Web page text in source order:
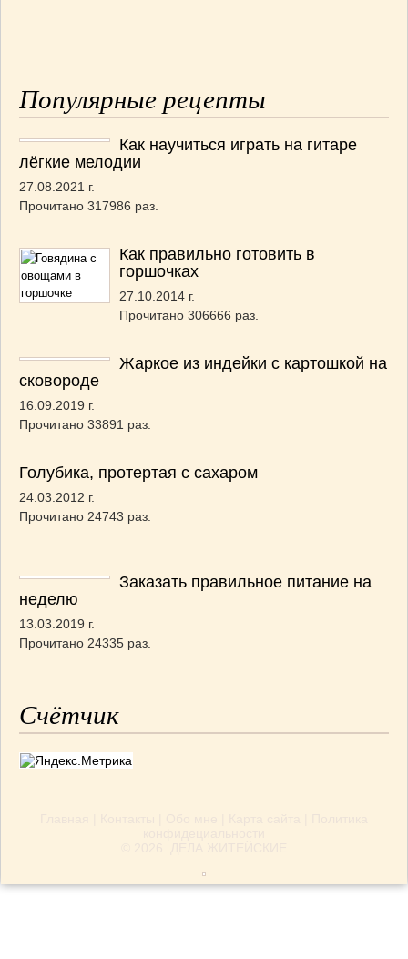
Популярные рецепты
Как научиться играть на гитаре
лёгкие мелодии
27.08.2021 г.
Прочитано 317986 раз.
Как правильно готовить в
горшочках
27.10.2014 г.
Прочитано 306666 раз.
Жаркое из индейки с картошкой на
сковороде
16.09.2019 г.
Прочитано 33891 раз.
Голубика, протертая с сахаром
24.03.2012 г.
Прочитано 24743 раз.
Заказать правильное питание на
неделю
13.03.2019 г.
Прочитано 24335 раз.
Счётчик